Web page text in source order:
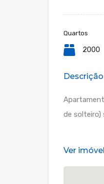
Quartos
2000
Descrição
de solteiro)
Ver